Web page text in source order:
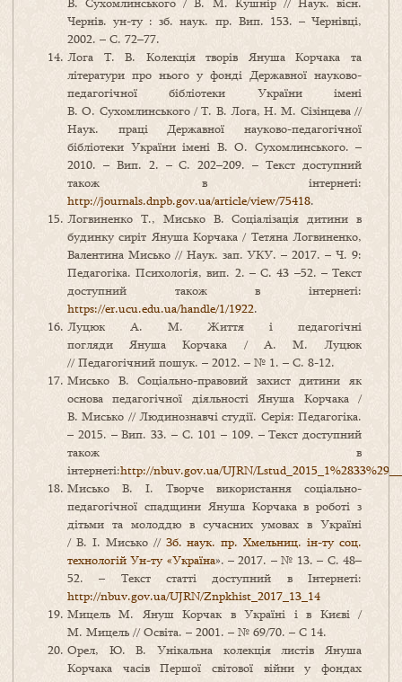
Чернів. ун-ту : зб. наук. пр. Вип. 153. – Чернівці,
2002. – С. 72–77.
Лога Т. В. Колекція творів Януша Корчака та
літератури про нього у фонді Державної науково-
педагогічної бібліотеки України імені
В. О. Сухомлинського / Т. В. Лога, Н. М. Сізінцева //
Наук. праці Державної науково-педагогічної
бібліотеки України імені В. О. Сухомлинського. –
2010. – Вип. 2. – С. 202–209. – Текст доступний
також в інтернеті:
http://journals.dnpb.gov.ua/article/view/75418.
Логвиненко Т., Мисько В. Соціалізація дитини в
будинку сиріт Януша Корчака / Тетяна Логвиненко,
Валентина Мисько // Наук. зап. УКУ. – 2017. – Ч. 9:
Педагогіка. Психологія, вип. 2. – C. 43 –52. – Текст
доступний також в інтернеті:
https://er.ucu.edu.ua/handle/1/1922.
Луцюк А. М. Життя і педагогічні
погляди Януша Корчака / А. М. Луцюк
// Педагогічний пошук. – 2012. – № 1. – С. 8-12.
Мисько В. Соціально-правовий захист дитини як
основа педагогічної діяльності Януша Корчака /
В. Мисько // Людинознавчі студії. Серія: Педагогіка.
– 2015. – Вип. 33. – С. 101 – 109. – Текст доступний
також в
інтернеті:http://nbuv.gov.ua/UJRN/
Мисько В. І. Творче використання соціально-
педагогічної спадщини Януша Корчака в роботі з
дітьми та молоддю в сучасних умовах в Україні
/ В. І. Мисько // Зб. наук. пр. Хмельниц. ін-ту соц.
технологій Ун-ту «Україна». – 2017. – № 13. – С. 48–
52. – Текст статті доступний в Інтернеті:
http://nbuv.gov.ua/UJRN/Znpkhist_2017_13_14
Мицель М. Януш Корчак в Україні і в Києві /
М. Мицель // Освіта. – 2001. – № 69/70. – С 14.
Орел, Ю. В. Унікальна колекція листів Януша
Корчака часів Першої світової війни у фондах